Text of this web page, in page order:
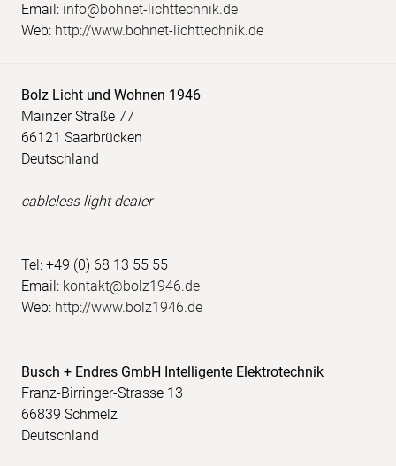
Email: info@bohnet-lichttechnik.de
Web: http://www.bohnet-lichttechnik.de
Bolz Licht und Wohnen 1946
Mainzer Straße 77
66121 Saarbrücken
Deutschland
cableless light dealer
Tel: +49 (0) 68 13 55 55
Email: kontakt@bolz1946.de
Web: http://www.bolz1946.de
Busch + Endres GmbH Intelligente Elektrotechnik
Franz-Birringer-Strasse 13
66839 Schmelz
Deutschland